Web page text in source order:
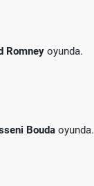
Romney oyunda.
Bouda oyunda.